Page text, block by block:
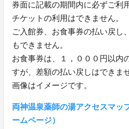
券面に記載の期間内に必ずご利
チケットの利用はできません。
ご入館券、お食事券の払い戻し
もできません。
お食事券は、１，０００円以内
すが、差額の払い戻しはできま
画像はイメージです。
両神温泉薬師の湯アクセスマッ
ームページ）